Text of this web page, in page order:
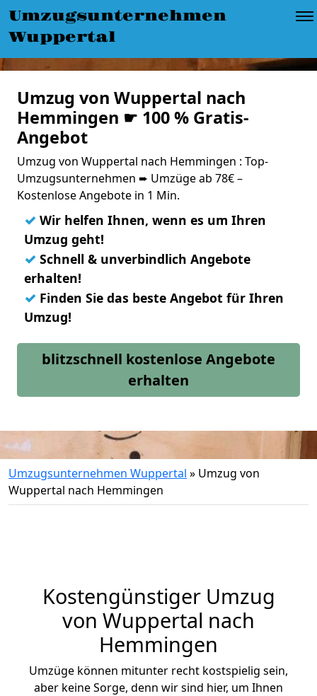
Umzugsunternehmen
Wuppertal
Umzug von Wuppertal nach
Hemmingen ☛ 100 % Gratis-
Angebot
Umzug von Wuppertal nach Hemmingen : Top-
Umzugsunternehmen ➨ Umzüge ab 78€ –
Kostenlose Angebote in 1 Min.
✓ Wir helfen Ihnen, wenn es um Ihren
Umzug geht!
✓ Schnell & unverbindlich Angebote
erhalten!
✓ Finden Sie das beste Angebot für Ihren
Umzug!
blitzschnell kostenlose Angebote
erhalten
Umzugsunternehmen Wuppertal » Umzug von
Wuppertal nach Hemmingen
Kostengünstiger Umzug
von Wuppertal nach
Hemmingen
Umzüge können mitunter recht kostspielig sein,
aber keine Sorge, denn wir sind hier, um Ihnen